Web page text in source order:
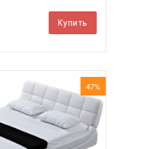
Купить
47%